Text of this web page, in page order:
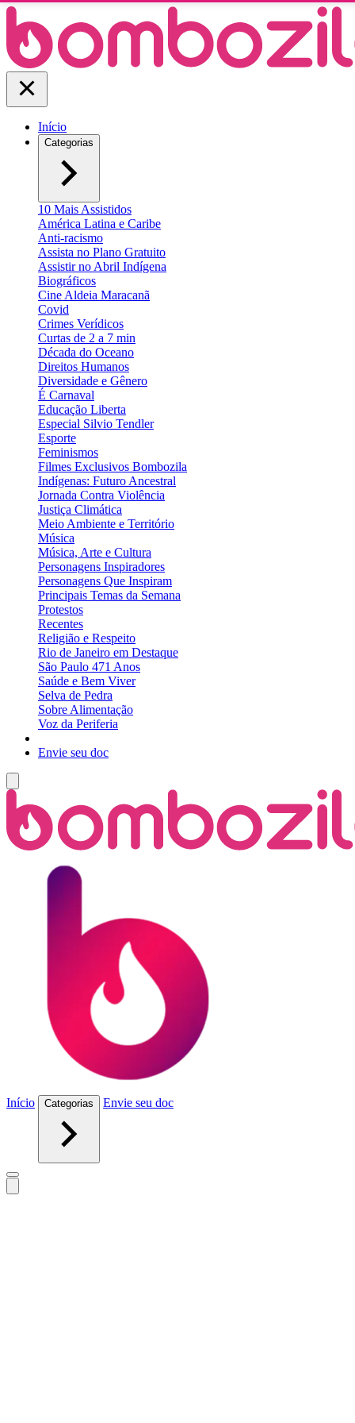
Início
Categorias
10 Mais Assistidos
América Latina e Caribe
Anti-racismo
Assista no Plano Gratuito
Assistir no Abril Indígena
Biográficos
Cine Aldeia Maracanã
Covid
Crimes Verídicos
Curtas de 2 a 7 min
Década do Oceano
Direitos Humanos
Diversidade e Gênero
É Carnaval
Educação Liberta
Especial Silvio Tendler
Esporte
Feminismos
Filmes Exclusivos Bombozila
Indígenas: Futuro Ancestral
Jornada Contra Violência
Justiça Climática
Meio Ambiente e Território
Música
Música, Arte e Cultura
Personagens Inspiradores
Personagens Que Inspiram
Principais Temas da Semana
Protestos
Recentes
Religião e Respeito
Rio de Janeiro em Destaque
São Paulo 471 Anos
Saúde e Bem Viver
Selva de Pedra
Sobre Alimentação
Voz da Periferia
Envie seu doc
Início Categorias Envie seu doc